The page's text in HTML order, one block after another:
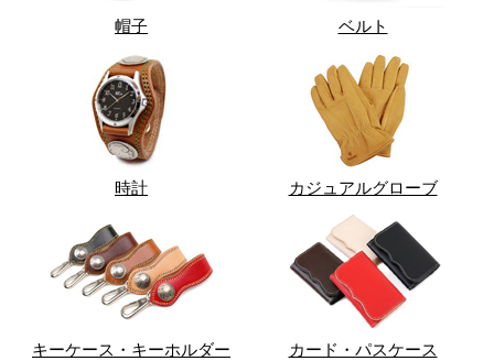
帽子 ベルト
時計 カジュアルグローブ
キーケース・キーホルダー カード・パスケース